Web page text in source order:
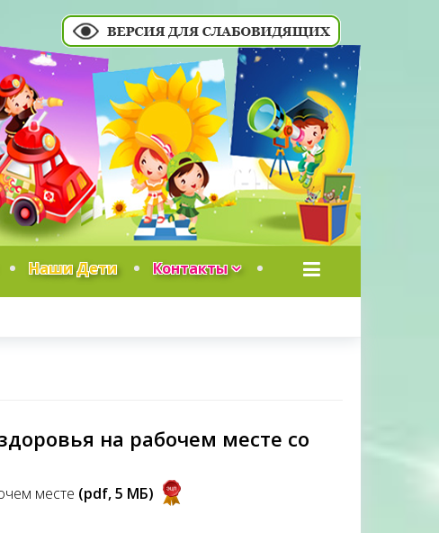
Наши Дети Контакты
на рабочем месте со
месте (pdf, 5 MБ)